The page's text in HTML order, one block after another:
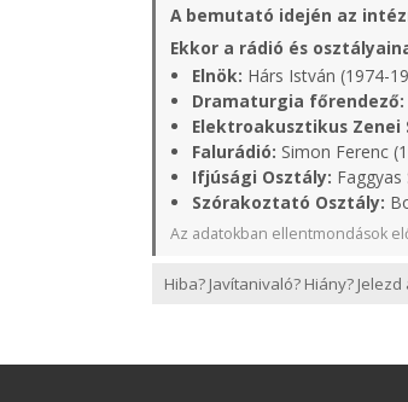
A bemutató idején az
Ekkor a rádió és
Elnök: Hárs István (1974-
Dramaturgia főrendező:
Elektroakusztikus Zenei
Falurádió: Simon Ferenc
Ifjúsági Osztály: Faggyas
Szórakoztató Osztály:
Az adatokban ellentmondások
Hiba? Javítanivaló? Hiány?